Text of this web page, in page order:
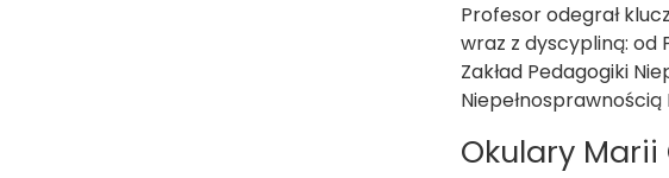
Profesor odegrał
wraz z dyscypliną: od
Zakład Pedagogiki
Okulary